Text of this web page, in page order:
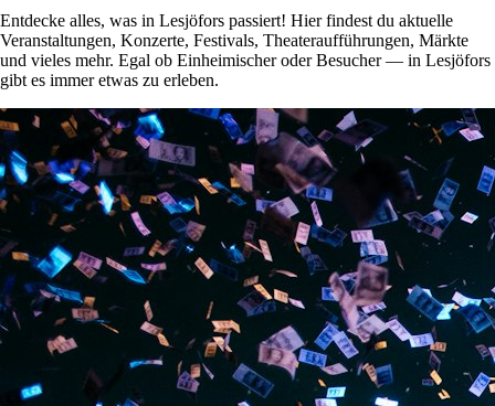
Entdecke alles, was in Lesjöfors passiert! Hier findest du aktuelle
Veranstaltungen, Konzerte, Festivals, Theateraufführungen, Märkte
und vieles mehr. Egal ob Einheimischer oder Besucher — in Lesjöfors
gibt es immer etwas zu erleben.